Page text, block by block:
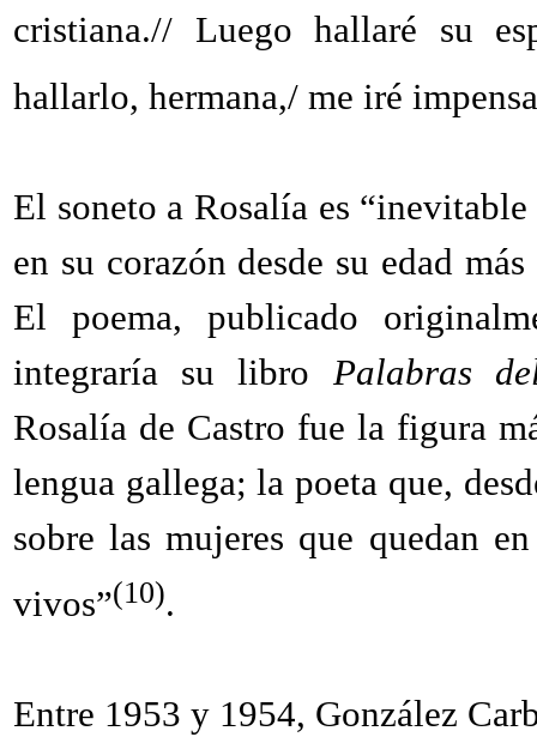
cristiana.// Luego hallaré su
hallarlo, hermana,/ me iré
El soneto a Rosalía es
en su corazón desde su edad
El poema, publicado
integraría su libro Palabras
Rosalía de Castro fue la figura
lengua gallega; la poeta que,
sobre las mujeres que quedan
vivos”(10).
Entre 1953 y 1954, González